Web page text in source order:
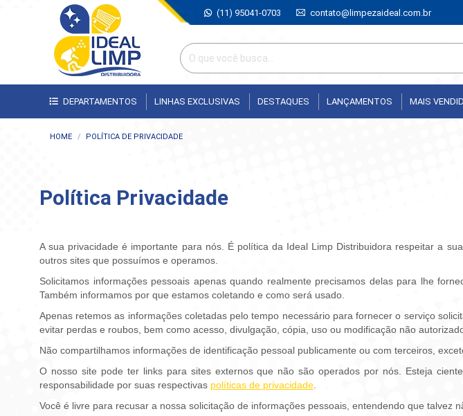
(11) 95041-0703 contato@limpezaideal.com.br
DEPARTAMENTOS LINHAS EXCLUSIVAS DESTAQUES LANÇAMENTOS MAIS
Você está aqui:
HOME POLÍTICA DE PRIVACIDADE
Política Privacidade
A sua privacidade é importante para nós. É política da Ideal Limp Distribuidora respeitar a
outros sites que possuímos e operamos.
Solicitamos informações pessoais apenas quando realmente precisamos delas para lhe
Também informamos por que estamos coletando e como será usado.
Apenas retemos as informações coletadas pelo tempo necessário para fornecer o serviço
evitar perdas e roubos, bem como acesso, divulgação, cópia, uso ou modificação não
Não compartilhamos informações de identificação pessoal publicamente ou com terceiros,
O nosso site pode ter links para sites externos que não são operados por nós. Esteja
responsabilidade por suas respectivas políticas de privacidade
Você é livre para recusar a nossa solicitação de informações pessoais, entendendo que talvez